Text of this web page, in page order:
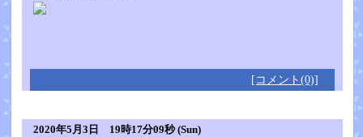
[コメント(0)]
2020年5月3日 19時17分09秒 (Sun)